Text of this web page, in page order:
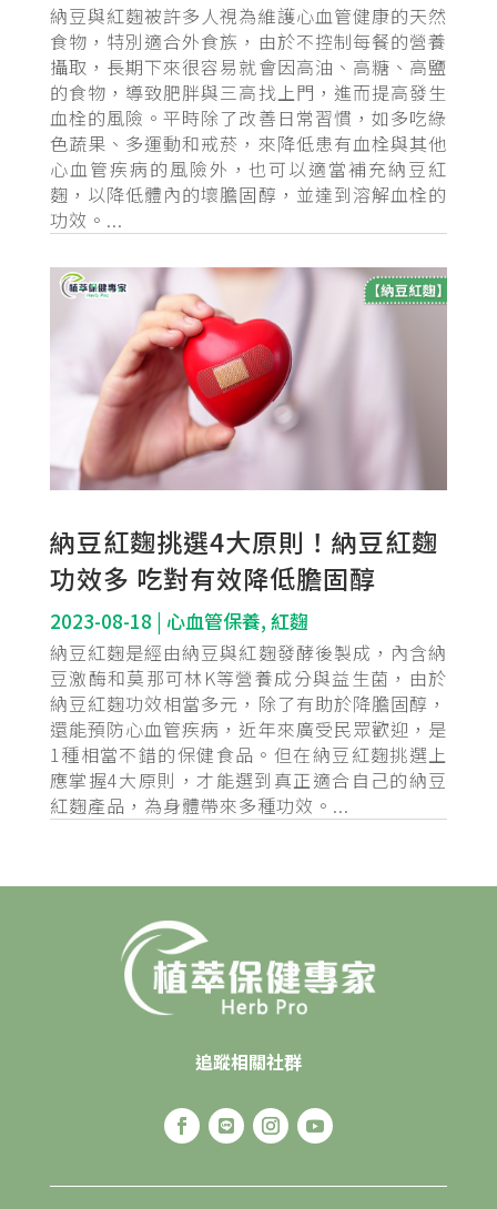
納豆與紅麴被許多人視為維護心血管健康的天然
食物，特別適合外食族，由於不控制每餐的營養
攝取，長期下來很容易就會因高油、高糖、高鹽
的食物，導致肥胖與三高找上門，進而提高發生
血栓的風險。平時除了改善日常習慣，如多吃綠
色蔬果、多運動和戒菸，來降低患有血栓與其他
心血管疾病的風險外，也可以適當補充納豆紅
麴，以降低體內的壞膽固醇，並達到溶解血栓的
功效。...
納豆紅麴挑選4大原則！納豆紅麴
功效多 吃對有效降低膽固醇
2023-08-18 | 心血管保養, 紅麴
納豆紅麴是經由納豆與紅麴發酵後製成，內含納
豆激酶和莫那可林K等營養成分與益生菌，由於
納豆紅麴功效相當多元，除了有助於降膽固醇，
還能預防心血管疾病，近年來廣受民眾歡迎，是
1種相當不錯的保健食品。但在納豆紅麴挑選上
應掌握4大原則，才能選到真正適合自己的納豆
紅麴產品，為身體帶來多種功效。...
追蹤相關社群